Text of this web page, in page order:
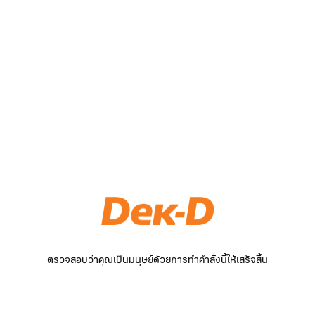
ตรวจสอบว่าคุณเป็นมนุษย์ด้วยการทำคำสั่งนี้ให้เสร็จสิ้น